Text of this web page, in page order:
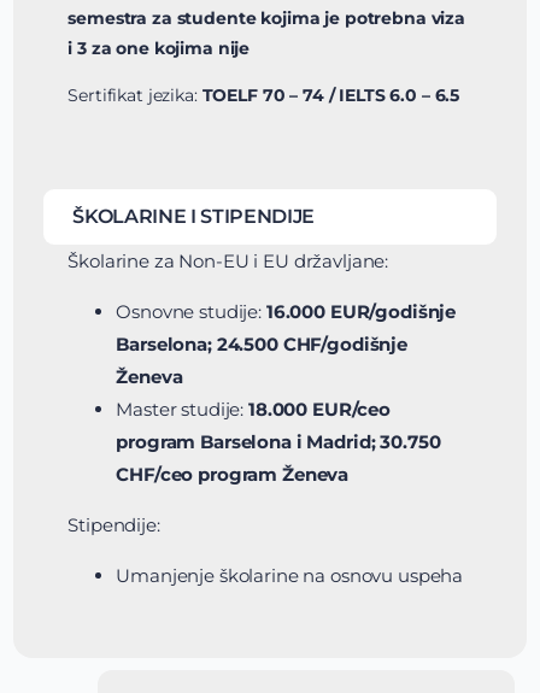
semestra za studente kojima je potrebna viza
i 3 za one kojima nije
Sertifikat jezika: TOELF 70 – 74 / IELTS 6.0 – 6.5
ŠKOLARINE I STIPENDIJE
Školarine za Non-EU i EU državljane:
Osnovne studije: 16.000 EUR/godišnje
Barselona; 24.500 CHF/godišnje
Ženeva
Master studije: 18.000 EUR/ceo
program Barselona i Madrid; 30.750
CHF/ceo program Ženeva
Stipendije:
Umanjenje školarine na osnovu uspeha